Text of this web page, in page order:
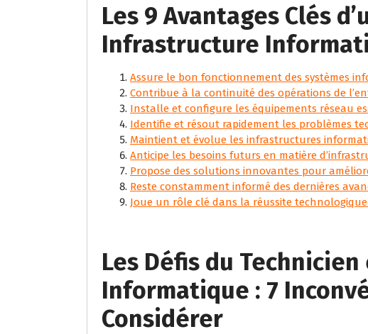
Les 9 Avantages Clés
Infrastructure
Assure le bon fonctionnement des systèmes
Contribue à la continuité des opérations de
Installe et configure les équipements réseau
Identifie et résout rapidement les problèmes
Maintient et évolue les infrastructures
Anticipe les besoins futurs en matière
Propose des solutions innovantes pour
Reste constamment informé des dernières
Joue un rôle clé dans la réussite technologique
Les Défis du
Informatique : 7
Considérer